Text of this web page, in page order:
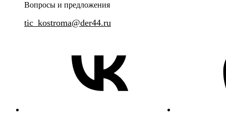
Вопросы и предложения
tic_kostroma@der44.ru